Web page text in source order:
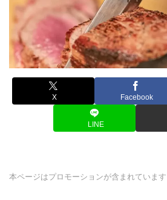
X Facebook
LINE
本ページはプロモーションが含まれています